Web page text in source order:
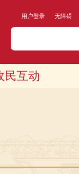
用户登录 无障碍
民互动